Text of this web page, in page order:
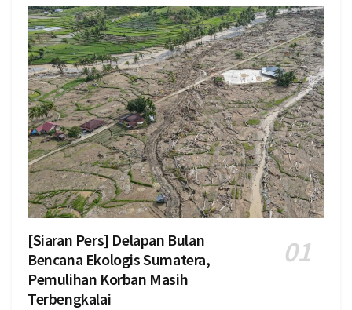
[Siaran Pers] Delapan Bulan
Bencana Ekologis Sumatera,
Pemulihan Korban Masih
Terbengkalai